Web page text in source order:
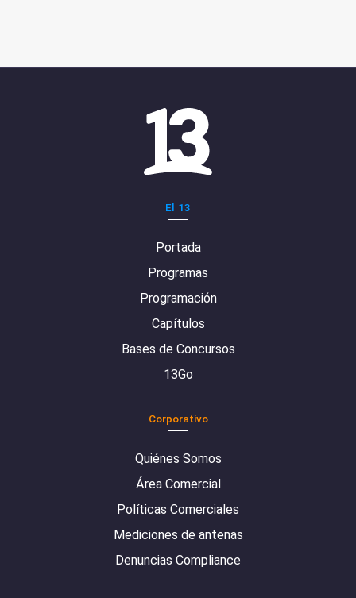
El 13
Portada
Programas
Programación
Capítulos
Bases de Concursos
13Go
Corporativo
Quiénes Somos
Área Comercial
Políticas Comerciales
Mediciones de antenas
Denuncias Compliance